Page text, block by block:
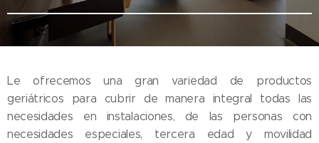
Le ofrecemos una gran variedad de productos
geriátricos para cubrir de manera integral todas las
necesidades en instalaciones, de las personas con
necesidades especiales, tercera edad y movilidad